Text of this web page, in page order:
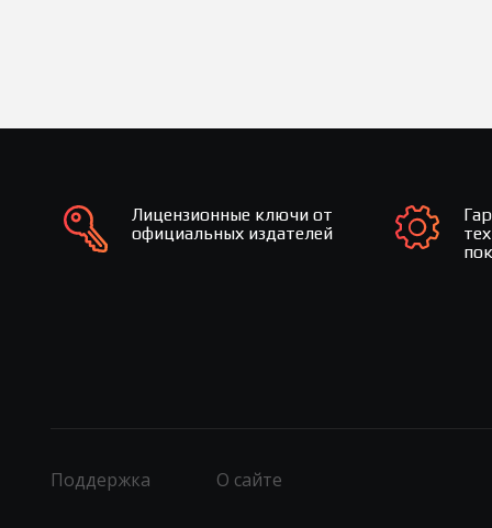
Лицензионные ключи от
официальных издателей
Поддержка О сайте